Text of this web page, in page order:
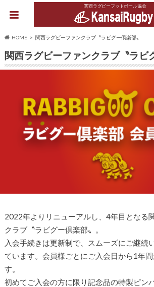
関西ラグビーフットボール協会
HOME 関西ラグビーファンクラブ〝ラビグー倶楽部〟
関西ラグビーファンクラブ〝ラビ
2022年よりリニューアルし、4年目となる
クラブ〝ラビグー倶楽部〟。
入会手続きは更新制で、スムーズにご継続
ています。会員様ごとにご入会日から1年
す。
初めてご入会の方に限り記念品の特製ピン